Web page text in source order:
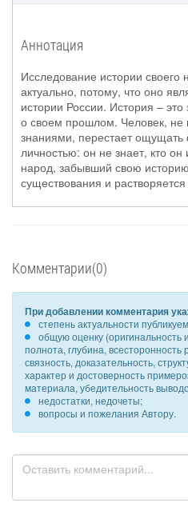
Аннотация
Исследование истории своего
актуально, потому, что оно
истории России. История –
о своем прошлом. Человек,
знаниями, перестает ощущать
личностью: он не знает, кто
народ, забывший свою
существования и
Комментарии(0)
При добавлении комментария
степень актуальности
общую оценку (оригинальность
полнота, глубина, всесторонность
связность, доказательность,
характер и достоверность
материала, убедительность
недостатки, недочеты;
вопросы и пожелания Автору.